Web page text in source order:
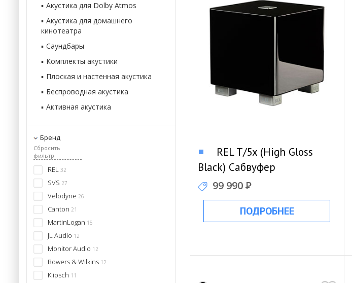
Акустика для Dolby Atmos
Акустика для домашнего
кинотеатра
Саундбары
Комплекты акустики
Плоская и настенная акустика
Беспроводная акустика
Активная акустика
Бренд
Сбросить
фильтр
REL 32
SVS 27
Velodyne 26
Canton 21
MartinLogan 15
JL Audio 12
Monitor Audio 12
Bowers & Wilkins 12
Klipsch 11
REL T/5x (High Gloss
Black) Сабвуфер
99 990Р
ПОДРОБНЕЕ